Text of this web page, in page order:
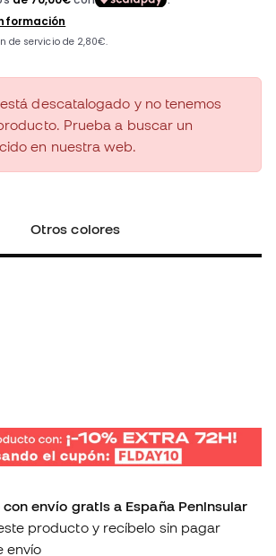
descatalogado y no tenemos
Prueba a buscar un
en nuestra web.
Otros colores
envío gratis a España Peninsular
producto y recíbelo sin pagar
envío